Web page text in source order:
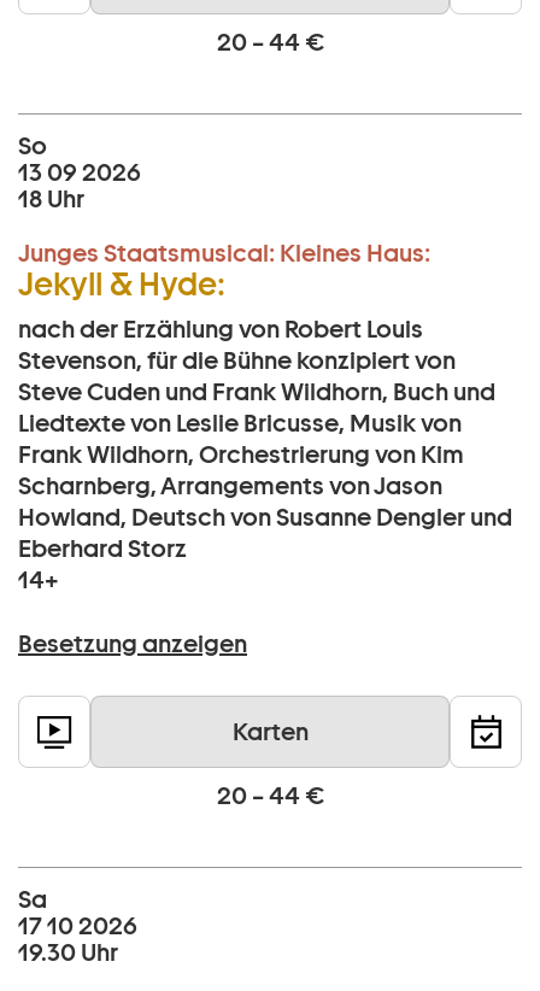
20 – 44 €
So
13 09 2026
18 Uhr
Junges Staatsmusical: Kleines Haus:
Jekyll & Hyde:
nach der Erzählung von Robert Louis
Stevenson, für die Bühne konzipiert von
Steve Cuden und Frank Wildhorn, Buch und
Liedtexte von Leslie Bricusse, Musik von
Frank Wildhorn, Orchestrierung von Kim
Scharnberg, Arrangements von Jason
Howland, Deutsch von Susanne Dengler und
Eberhard Storz
14+
Besetzung anzeigen
Karten
20 – 44 €
Sa
17 10 2026
19.30 Uhr